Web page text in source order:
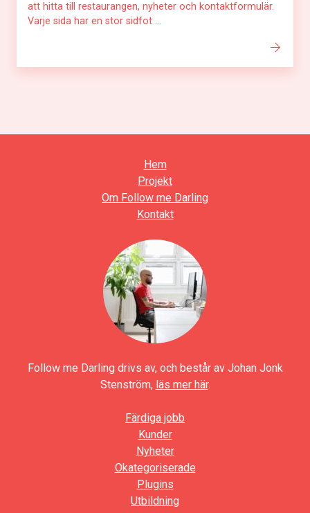
att hitta till restaurangen, nyheter och kontaktformulär.
Varje sida har en stor sidfot ...
Hem
Projekt
Om Follow me Darling
Kontakt
Follow me Darling drivs av, och består av Johan Jonk
Stenström, läs mer här.
Färdiga jobb
Kunder
Nyheter
Okategoriserade
Plugins
Utbildning